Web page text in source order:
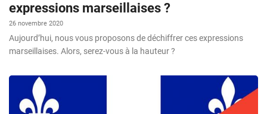
expressions marseillaises ?
26 novembre 2020
Aujourd’hui, nous vous proposons de déchiffrer ces expressions
marseillaises. Alors, serez-vous à la hauteur ?